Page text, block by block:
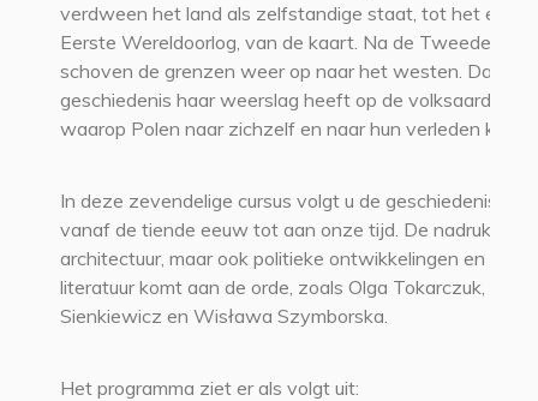
verdween het land als zelfstandige staat, tot het einde
Eerste Wereldoorlog, van de kaart. Na de Tweede
schoven de grenzen weer op naar het westen. Dat
geschiedenis haar weerslag heeft op de volksaard en
waarop Polen naar zichzelf en naar hun verleden
In deze zevendelige cursus volgt u de geschiedenis
vanaf de tiende eeuw tot aan onze tijd. De nadruk ligt
architectuur, maar ook politieke ontwikkelingen en de
literatuur komt aan de orde, zoals Olga Tokarczuk,
Sienkiewicz en Wisława Szymborska.
Het programma ziet er als volgt uit: